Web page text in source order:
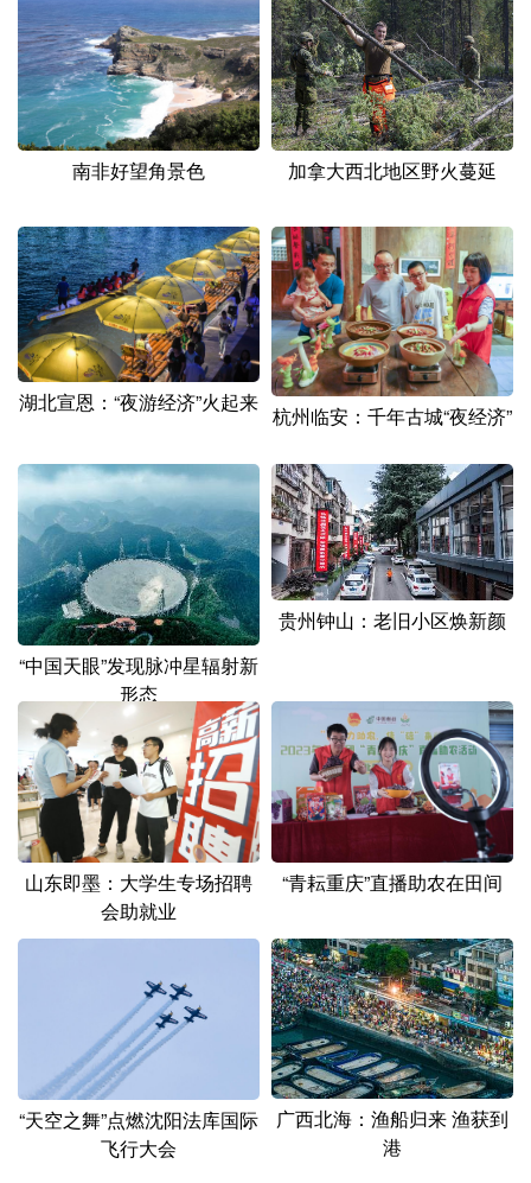
Deutsch Português
南非好望角景色 加拿大西北地区野火蔓延
湖北宣恩：“夜游经济”火起来
杭州临安：千年古城“夜经济”
“中国天眼”发现脉冲星辐射新
形态
贵州钟山：老旧小区焕新颜
山东即墨：大学生专场招聘
会助就业
“青耘重庆”直播助农在田间
“天空之舞”点燃沈阳法库国际
飞行大会
广西北海：渔船归来 渔获到
港